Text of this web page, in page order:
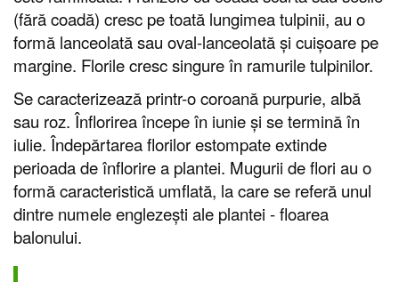
(fără coadă) cresc pe toată lungimea tulpinii, au o
formă lanceolată sau oval-lanceolată și cuișoare pe
margine. Florile cresc singure în ramurile tulpinilor.
Se caracterizează printr-o coroană purpurie, albă
sau roz. Înflorirea începe în iunie și se termină în
iulie. Îndepărtarea florilor estompate extinde
perioada de înflorire a plantei. Mugurii de flori au o
formă caracteristică umflată, la care se referă unul
dintre numele englezești ale plantei - floarea
balonului.